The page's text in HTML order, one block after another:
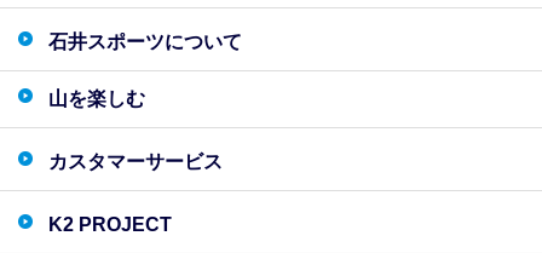
石井スポーツについて
山を楽しむ
カスタマーサービス
K2 PROJECT